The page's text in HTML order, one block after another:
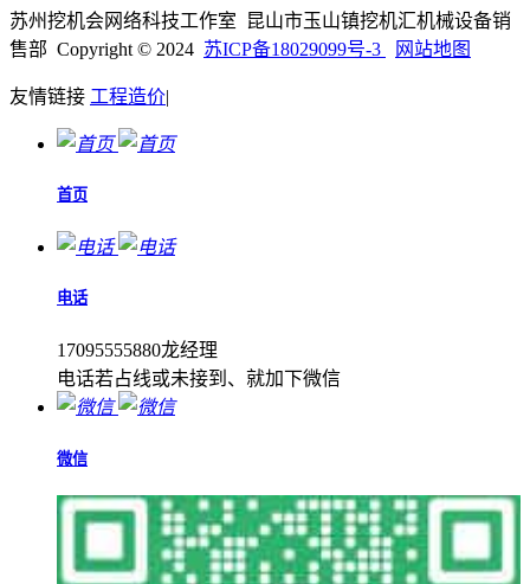
苏州挖机会网络科技工作室 昆山市玉山镇挖机汇机械设备销
售部 Copyright © 2024 苏ICP备18029099号-3 网站地图
友情链接 工程造价|
首页
电话
17095555880龙经理
电话若占线或未接到、就加下微信
微信